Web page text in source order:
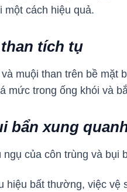
một cách hiệu quả.
tích tụ
muội than trên bề mặt
mức trong ống khói và
bẩn xung
của côn trùng và
hiệu bất thường, việc